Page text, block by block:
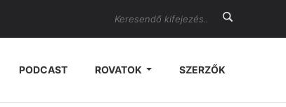
Search
PODCAST ROVATOK SZERZŐK